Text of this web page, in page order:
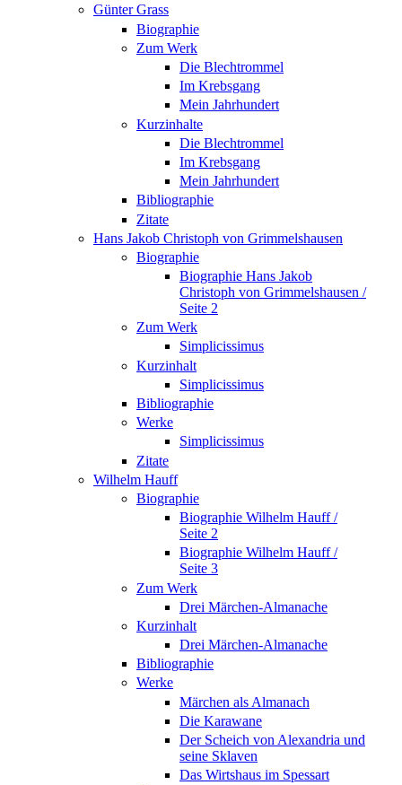
Günter Grass
Biographie
Zum Werk
Die Blechtrommel
Im Krebsgang
Mein Jahrhundert
Kurzinhalte
Die Blechtrommel
Im Krebsgang
Mein Jahrhundert
Bibliographie
Zitate
Hans Jakob Christoph von Grimmelshausen
Biographie
Biographie Hans Jakob
Christoph von Grimmelshausen /
Seite 2
Zum Werk
Simplicissimus
Kurzinhalt
Simplicissimus
Bibliographie
Werke
Simplicissimus
Zitate
Wilhelm Hauff
Biographie
Biographie Wilhelm Hauff /
Seite 2
Biographie Wilhelm Hauff /
Seite 3
Zum Werk
Drei Märchen-Almanache
Kurzinhalt
Drei Märchen-Almanache
Bibliographie
Werke
Märchen als Almanach
Die Karawane
Der Scheich von Alexandria und
seine Sklaven
Das Wirtshaus im Spessart